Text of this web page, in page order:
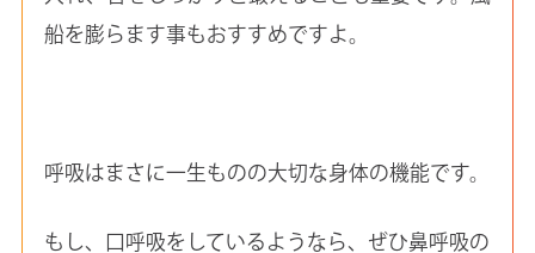
船を膨らます事もおすすめですよ。
呼吸はまさに一生ものの大切な身体の機能です。
もし、口呼吸をしているようなら、ぜひ鼻呼吸の